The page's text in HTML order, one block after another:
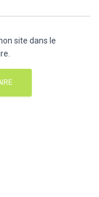
site dans le